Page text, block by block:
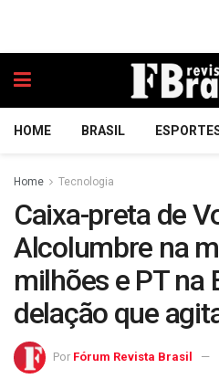
HOME BRASIL
Home Tecnologia
Caixa-preta de
Alcolumbre na
milhões e PT na
delação que
Por Fórum Revista Brasil